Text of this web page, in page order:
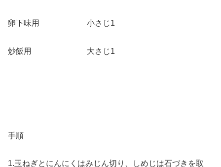
卵下味用 小さじ1
炒飯用 大さじ1
手順
1.玉ねぎとにんにくはみじん切り、しめじは石づきを取